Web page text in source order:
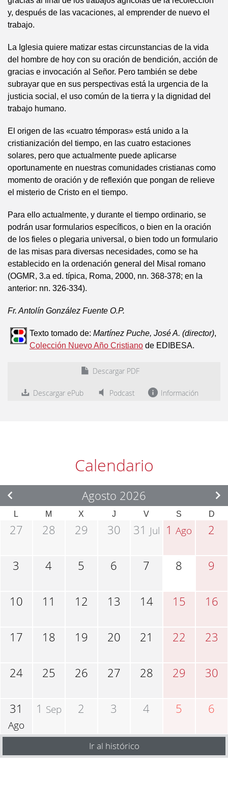
y, después de las vacaciones, al emprender de nuevo el
trabajo.
La Iglesia quiere matizar estas circunstancias de la vida
del hombre de hoy con su oración de bendición, acción de
gracias e invocación al Señor. Pero también se debe
subrayar que en sus perspectivas está la urgencia de la
justicia social, el uso común de la tierra y la dignidad del
trabajo humano.
El origen de las «cuatro témporas» está unido a la
cristianización del tiempo, en las cuatro estaciones
solares, pero que actualmente puede aplicarse
oportunamente en nuestras comunidades cristianas como
momento de oración y de reflexión que pongan de relieve
el misterio de Cristo en el tiempo.
Para ello actualmente, y durante el tiempo ordinario, se
podrán usar formularios específicos, o bien en la oración
de los fieles o plegaria universal, o bien todo un formulario
de las misas para diversas necesidades, como se ha
establecido en la ordenación general del Misal romano
(OGMR, 3.a ed. típica, Roma, 2000, nn. 368-378; en la
anterior: nn. 326-334).
Fr. Antolín González Fuente O.P.
Texto tomado de: Martínez Puche, José A. (director),
Colección Nuevo Año Cristiano de EDIBESA.
Descargar PDF
Descargar ePub Podcast Información
Calendario
Agosto 2026
L M X J V S D
27 28 29 30 31 Jul 1Ago 2
3 4 5 6 7 8 9
10 11 12 13 14 15 16
17 18 19 20 21 22 23
24 25 26 27 28 29 30
31
Ago
1 Sep 2 3 4 5 6
Ir al histórico